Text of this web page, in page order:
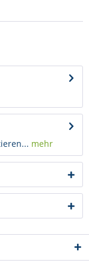
mehr